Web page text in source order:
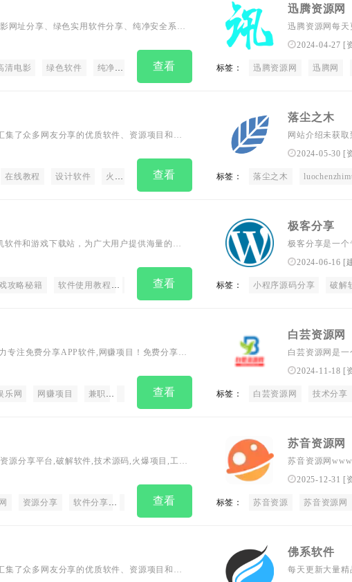
网址分享、绿色实用软件分享、纯净安全系统
清电影 绿色软件 纯净系统镜像 查看
迅腾资源网
迅腾资源网每天
爱x者们带来一
2024-04-27 [
标签： 迅腾资源网 迅腾网
了众多网友分享的优质软件、资源项目和网
件、多媒体制作、编程语言等多个领域，让
为了让广大用户能够更好地利用网络资源，我
费用即可轻松获取所需资源。
在线教程 设计软件 火车头资源库 火车头三号 Train03 train03 大海资
查看
落尘之木
网站介绍未获
2024-05-30 [
标签： 落尘之木
件和游戏下载站，为广大用户提供海量的经
易懂的软件使用教程、最新的游戏资讯以及
攻略秘籍 软件使用教程 电脑软件下载 经典手机游戏 实用工具 游戏资讯
查看
极客分享
极客分享是一个
HTML5建站资
教程等各种建
流、学习的生态
2024-06-16 [
标签： 小程序源码分享 破解
专注免费分享APP软件,网赚项目！免费分享破
分享各行各业的自学教程视频，APP分享吧
各位网友呈现最好的资源，一切竟在APP分享
乐网 网赚项目 兼职 电脑游戏查看
白芸资源网
白芸资源网是
有关技术的文章
2024-11-18 [
标签： 白芸资源网 技术分享
源分享平台,破解软件,技术源码,火爆项目,工具
资源分享 软件分享 技术分享查看
苏音资源网
苏音资源网
图像插件，用技
2025-12-31 [
标签： 苏音资源 苏音资源网
了众多网友分享的优质软件、资源项目和网
佛系软件
每天更新大量精